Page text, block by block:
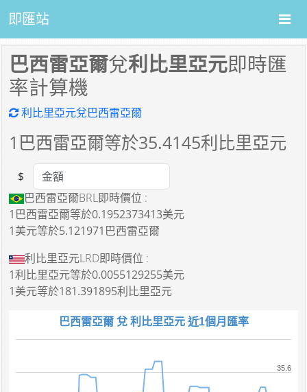
即匯站
巴西雷亞爾兌利比里亞元即時匯
率計算機
利比里亞元兌巴西雷亞爾
1 巴西雷亞爾等於35.4145利比里亞元
Amount
$
巴西雷亞爾BRL即時價位 :
1巴西雷亞爾等於0.1952373413美元
1美元等於5.121971巴西雷亞爾
利比里亞元LRD即時價位 :
1利比里亞元等於0.0055129255美元
1美元等於181.391895利比里亞元
巴西雷亞爾 兌 利比里亞元 近1個月匯率
35.6